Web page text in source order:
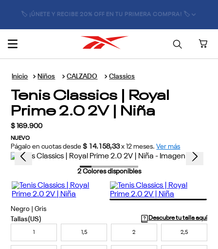
🏷️ ¡ÚNETE Y RECIBE 20% OFF EN TU PRIMERA COMPRA! 🏷️
Niños CALZADO Classics
Tenis Classics | Royal
Prime 2.0 2V | Niña
$ 169.900
NUEVO
Págalo en cuotas desde $ 14.158,33 x 12 meses. Ver más
2Colores disponibles
Negro | Gris
Descubre tu talla aquí
1 1,5 2 2,5